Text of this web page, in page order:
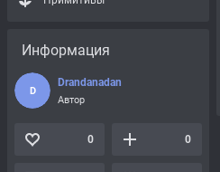
Информация
D
Drandanadan
Автор
0 0